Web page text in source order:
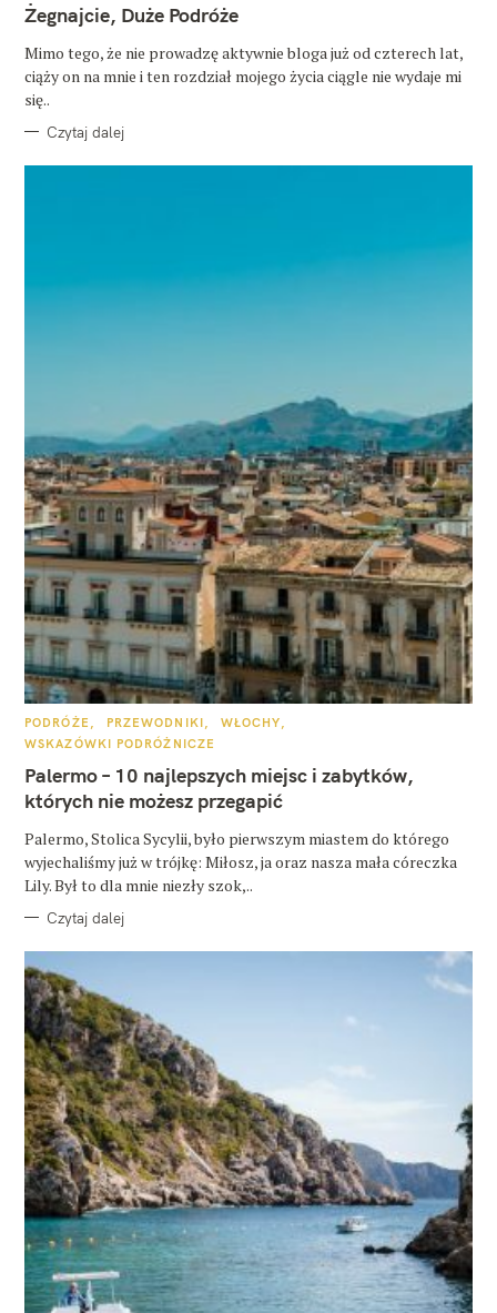
T
E
O
R
I
Żegnajcie, Duże Podróże
Mimo tego, że nie prowadzę aktywnie bloga już od czterech lat,
ciąży on na mnie i ten rozdział mojego życia ciągle nie wydaje mi
się..
Czytaj dalej
K
T
G
R
PODRÓŻE PRZEWODNIKI
WŁOCHY
WSKAZÓWKI PODRÓŻNICZE
Palermo – 10 najlepszych miejsc i zabytków,
których nie możesz przegapić
Palermo, Stolica Sycylii, było pierwszym miastem do którego
wyjechaliśmy już w trójkę: Miłosz, ja oraz nasza mała córeczka
Lily. Był to dla mnie niezły szok,..
Czytaj dalej